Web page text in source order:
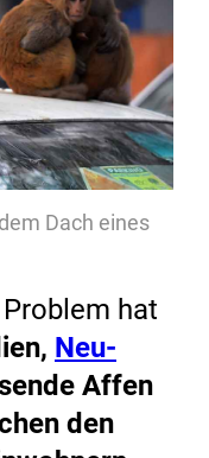
Dach eines
hat
Neu-
Affen
den